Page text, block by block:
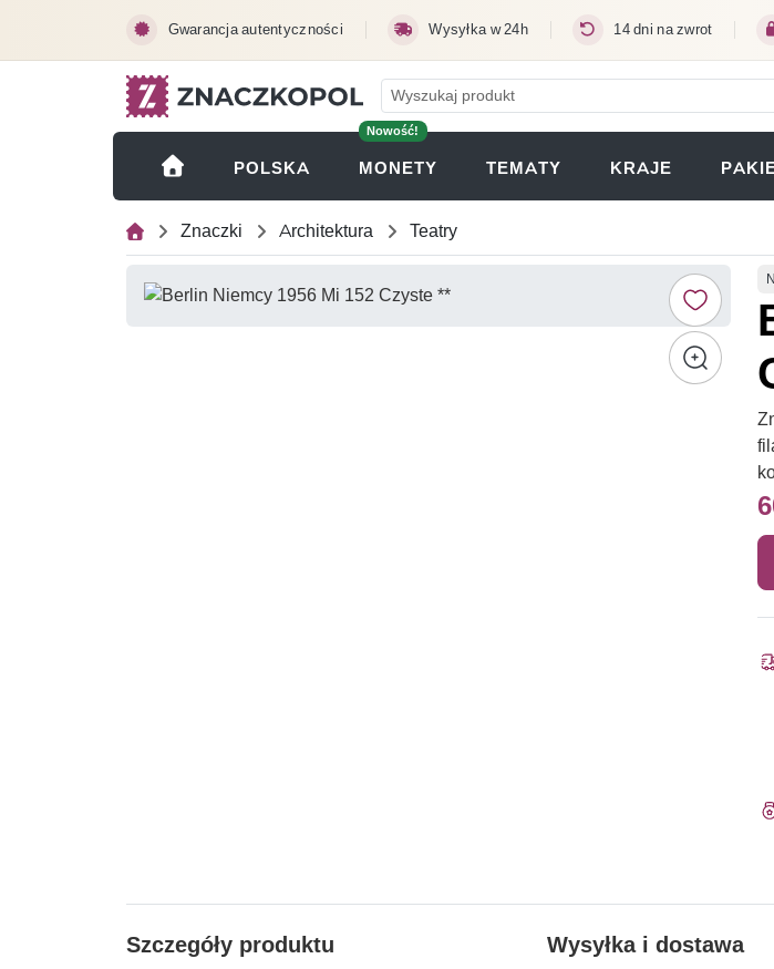
Gwarancja autentyczności Wysyłka w 24h 14 dni na zwrot
POLSKA
Nowość!
MONETY (OTWIERA SIĘ W NOWEJ KARCIE)
TEMATY KRAJE
Znaczki Architektura Teatry
Szczegóły produktu Wysyłka i dostawa